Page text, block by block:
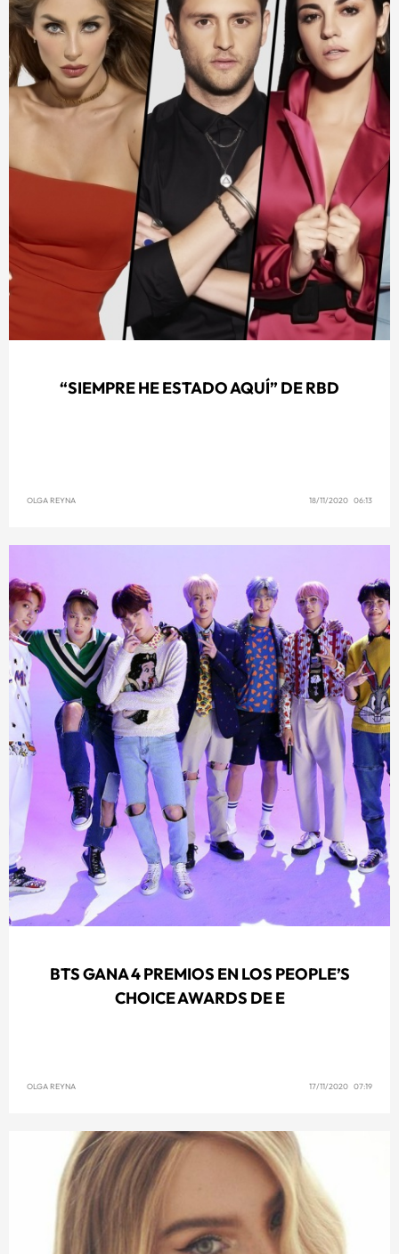
“SIEMPRE HE ESTADO AQUÍ” DE RBD
OLGA REYNA 18/11/2020 06:13
BTS GANA 4 PREMIOS EN LOS PEOPLE’S
CHOICE AWARDS DE E
OLGA REYNA 17/11/2020 07:19